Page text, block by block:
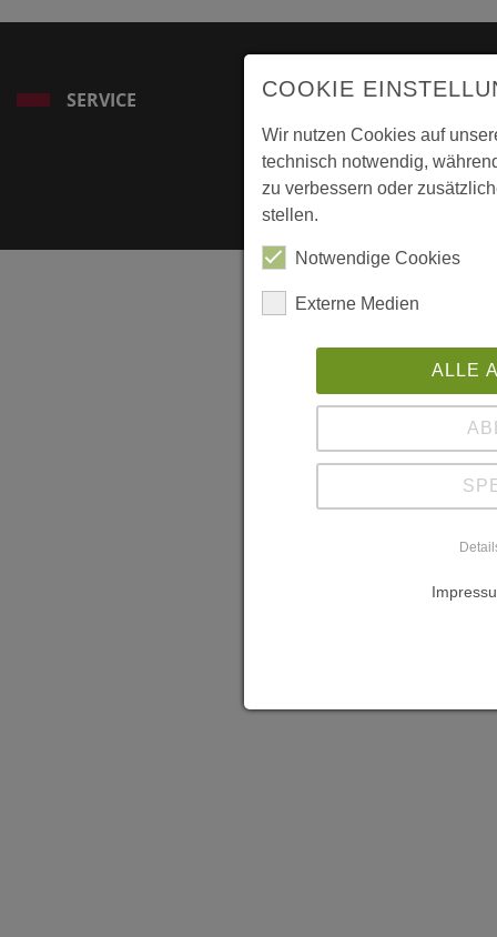
SERVICE COOKIE
Wir nutzen Cookies auf
technisch notwendig,
zu verbessern oder
stellen.
Notwendige Cookies
Externe Medien
ALLE